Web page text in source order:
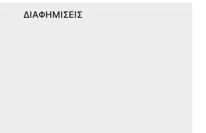
ΔΙΑΦΗΜΙΣΕΙΣ